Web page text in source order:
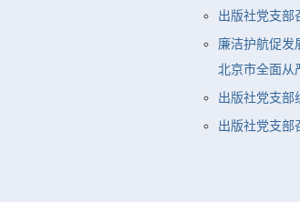
出版社党支部
廉洁护航促
北京市全面从
出版社党支部
出版社党支部